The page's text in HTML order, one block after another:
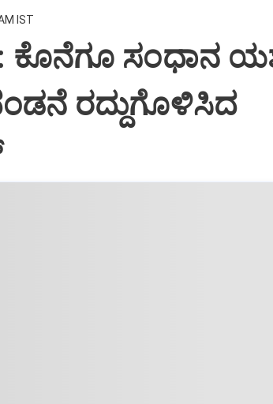
IST
ಕೊನೆಗೂ ಸಂಧಾನ
ರದ್ದುಗೊಳಿಸಿದ